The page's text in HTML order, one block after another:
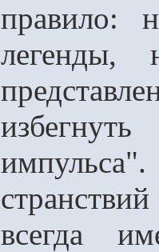
правило:
легенды,
всегда